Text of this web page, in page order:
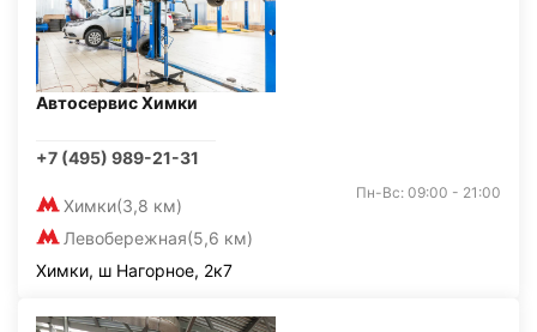
Автосервис Химки
+7 (495) 989-21-31
Химки(3,8 км)
Левобережная(5,6 км)
Пн-Вс: 09:00 - 21:00
Химки, ш Нагорное, 2к7